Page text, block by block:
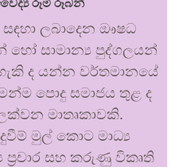
ලබාදෙන ඖෂධ
සාමාන්‍ය පුද්ගලයන්
ද යන්න වර්තමානයේ
පොදු සමාජය තුළ ද
මාතෘකාවකි.
මුල් කොට මාධ්‍ය
සහ කරුණු විකෘති